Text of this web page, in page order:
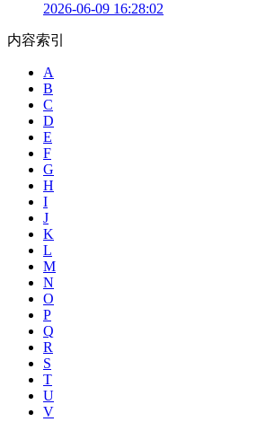
2026-06-09 16:28:02
内容索引
A
B
C
D
E
F
G
H
I
J
K
L
M
N
O
P
Q
R
S
T
U
V